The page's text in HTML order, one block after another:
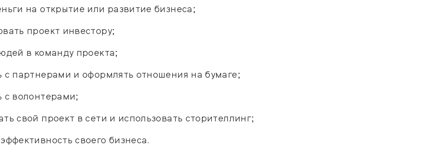
на открытие или развитие бизнеса;
проект инвестору;
в команду проекта;
с партнерами и оформлять отношения на бумаге;
с волонтерами;
свой проект в сети и использовать сторителлинг;
своего бизнеса.